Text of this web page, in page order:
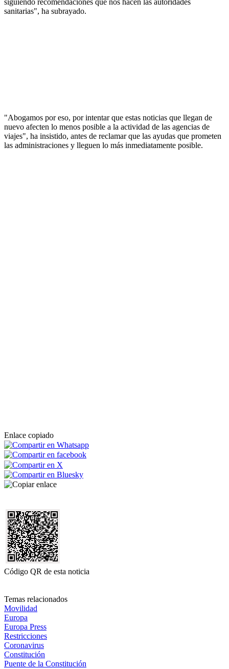
sanitarias", ha subrayado.
"Abogamos por eso, por intentar que estas noticias que llegan de
nuevo afecten lo menos posible a la actividad de las agencias de
viajes", ha insistido, antes de reclamar que las ayudas que prometen
las administraciones y lleguen lo más inmediatamente posible.
Enlace copiado
Código QR de esta noticia
Temas relacionados
Movilidad
Europa
Europa Press
Restricciones
Coronavirus
Constitución
Puente de la Constitución